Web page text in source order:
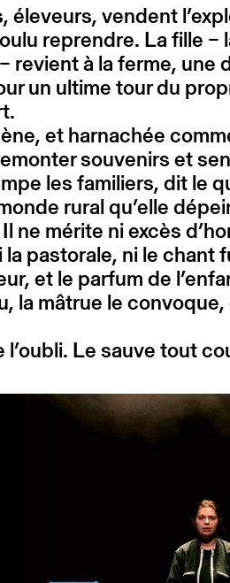
éleveurs, vendent
reprendre. La fille –
revient à la ferme, une
un ultime tour du
et harnachée
souvenirs et
les familiers, dit le
rural qu’elle
ne mérite ni excès
la pastorale, ni le chant
et le parfum de
la mâtrue le
l’oubli. Le sauve tout